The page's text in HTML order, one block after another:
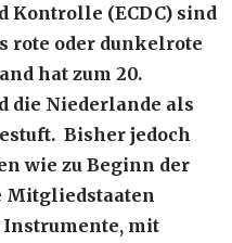
(ECDC) sind
rote oder dunkelrote
hat zum 20.
die Niederlande als
Bisher jedoch
wie zu Beginn der
Mitgliedstaaten
Instrumente, mit